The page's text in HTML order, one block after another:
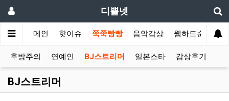
디쁠넷
메인 핫이슈 쭉쭉빵빵 음악감상 웹하드순위
후방주의 연예인 BJ스트리머 일본스타 감상후기
BJ스트리머